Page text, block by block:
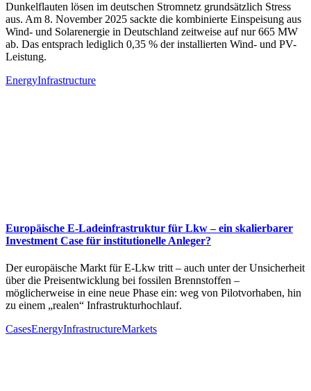
Dunkelflauten lösen im deutschen Stromnetz grundsätzlich Stress
aus. Am 8. November 2025 sackte die kombinierte Einspeisung aus
Wind- und Solarenergie in Deutschland zeitweise auf nur 665 MW
ab. Das entsprach lediglich 0,35 % der installierten Wind- und PV-
Leistung.
EnergyInfrastructure
Europäische E‑Ladeinfrastruktur für Lkw – ein skalierbarer
Investment Case für institutionelle Anleger?
Der europäische Markt für E‑Lkw tritt – auch unter der Unsicherheit
über die Preisentwicklung bei fossilen Brennstoffen –
möglicherweise in eine neue Phase ein: weg von Pilotvorhaben, hin
zu einem „realen“ Infrastrukturhochlauf.
CasesEnergyInfrastructureMarkets